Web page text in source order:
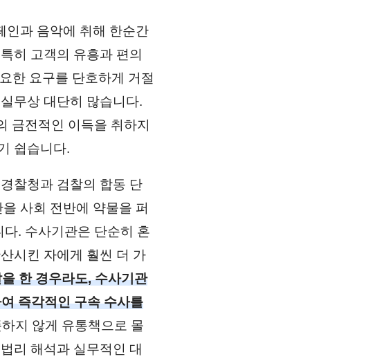
인과 음악에 취해 한순간
히 고객의 유흥과 편의
한 요구를 단호하게 거절
무상 대단히 많습니다.
금전적인 이득을 취하지
쉽습니다.
찰청과 검찰의 합동 단
사회 전반에 약물을 퍼
. 수사기관은 단순히 혼
시킨 자에게 훨씬 더 가
한 경우라도, 수사기관
즉각적인 구속 수사를
지 않게 유통책으로 몰
리 해석과 실무적인 대